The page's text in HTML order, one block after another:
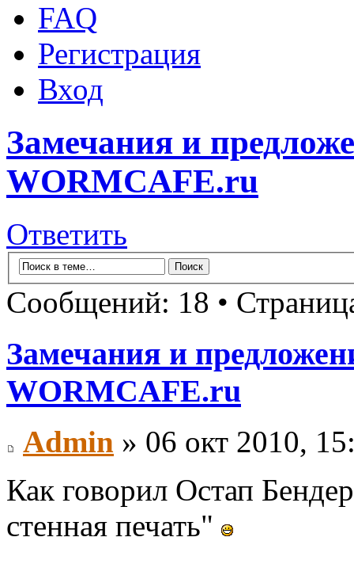
FAQ
Регистрация
Вход
Замечания и
WORMCAFE.ru
Ответить
Сообщений: 18 •
Замечания и
WORMCAFE.ru
Admin » 06 окт 2010,
Как говорил Остап
стенная печать"